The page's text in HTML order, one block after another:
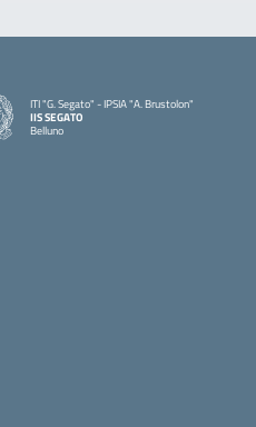
ITI "G. Segato" - IPSIA "A. Brustolon"
IIS SEGATO
Belluno